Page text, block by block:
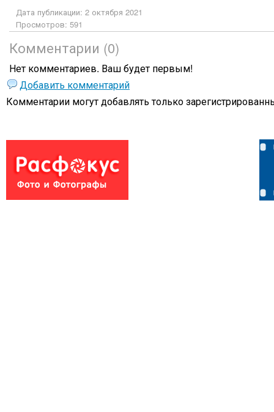
Дата публикации: 2 октября 2021
Просмотров: 591
Комментарии (0)
Нет комментариев. Ваш будет первым!
Добавить комментарий
Комментарии могут добавлять только